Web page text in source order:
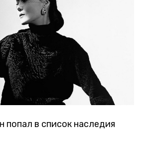
попал в список наследия